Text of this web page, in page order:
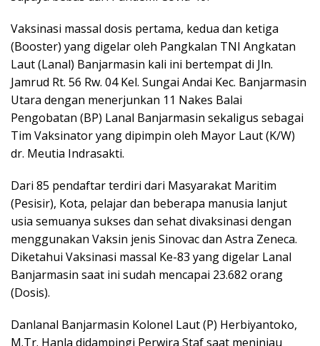
Vaksinasi massal dosis pertama, kedua dan ketiga
(Booster) yang digelar oleh Pangkalan TNI Angkatan
Laut (Lanal) Banjarmasin kali ini bertempat di Jln.
Jamrud Rt. 56 Rw. 04 Kel. Sungai Andai Kec. Banjarmasin
Utara dengan menerjunkan 11 Nakes Balai
Pengobatan (BP) Lanal Banjarmasin sekaligus sebagai
Tim Vaksinator yang dipimpin oleh Mayor Laut (K/W)
dr. Meutia Indrasakti.
Dari 85 pendaftar terdiri dari Masyarakat Maritim
(Pesisir), Kota, pelajar dan beberapa manusia lanjut
usia semuanya sukses dan sehat divaksinasi dengan
menggunakan Vaksin jenis Sinovac dan Astra Zeneca.
Diketahui Vaksinasi massal Ke-83 yang digelar Lanal
Banjarmasin saat ini sudah mencapai 23.682 orang
(Dosis).
Danlanal Banjarmasin Kolonel Laut (P) Herbiyantoko,
M.Tr. Hanla didampingi Perwira Staf saat meninjau